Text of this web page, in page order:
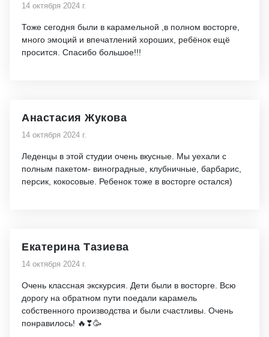
14 октября 2024 г.
Тоже сегодня были в карамельной ,в полном восторге,
много эмоций и впечатлений хороших, ребёнок ещё
просится. Спасибо большое!!!
Анастасия Жукова
14 октября 2024 г.
Леденцы в этой студии очень вкусные. Мы уехали с
полным пакетом- виноградные, клубничные, барбарис,
персик, кокосовые. Ребенок тоже в восторге остался)
Екатерина Тазиева
14 октября 2024 г.
Очень классная экскурсия. Дети были в восторге. Всю
дорогу на обратном пути поедали карамель
собственного производства и были счастливы. Очень
понравилось! 🔥❣🥳